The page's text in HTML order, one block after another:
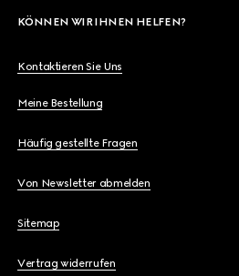
KÖNNEN WIR IHNEN HELFEN?
Kontaktieren Sie Uns
Meine Bestellung
Häufig gestellte Fragen
Von Newsletter abmelden
Sitemap
Vertrag widerrufen